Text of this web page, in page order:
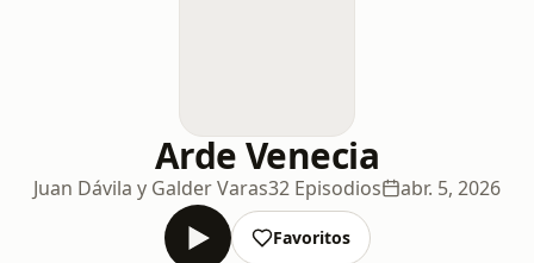
Arde Venecia
Juan Dávila y Galder Varas32 Episodios abr. 5, 2026
Favoritos